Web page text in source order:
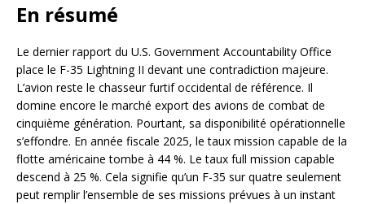
En résumé
Le dernier rapport du U.S. Government Accountability Office
place le F-35 Lightning II devant une contradiction majeure.
L’avion reste le chasseur furtif occidental de référence. Il
domine encore le marché export des avions de combat de
cinquième génération. Pourtant, sa disponibilité opérationnelle
s’effondre. En année fiscale 2025, le taux mission capable de la
flotte américaine tombe à 44 %. Le taux full mission capable
descend à 25 %. Cela signifie qu’un F-35 sur quatre seulement
peut remplir l’ensemble de ses missions prévues à un instant